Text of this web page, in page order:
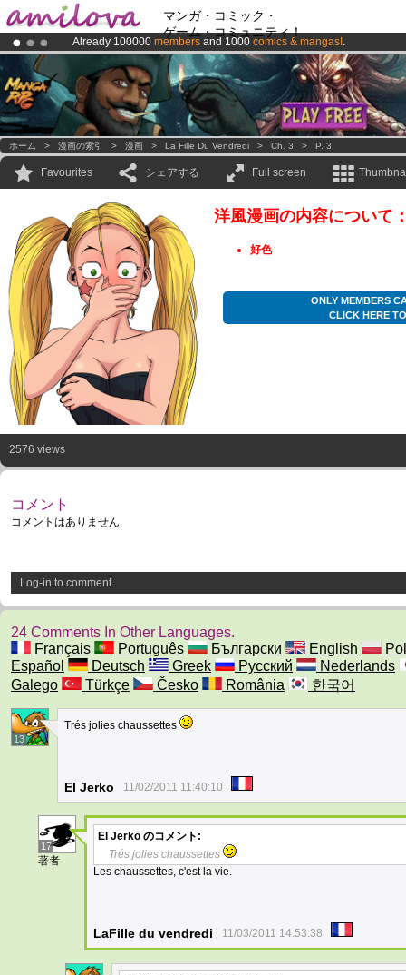
マンガ・コミック・
ゲーム・コミュニティ！
Already 100000 members and 1000 comics & mangas!.
AmilovaKickstarter is now LIVE!.
Premium membership from3.95 euros per month !Get membership
ホーム > 漫画の索引 > 漫画 > La Fille Du Vendredi > Ch. 3 > P. 3
Favourites シェアする Full screen
洋風漫画の内容について
好色
ONLY MEMBERS
CLICK HERE
2576 views
コメント
コメントはありません
Log-in to comment
24 Comments In Other Languages.
Français
Português Български English
Español
Deutsch Greek Русский
Nederlands
Galego
Türkçe Česko România 한국어
13
Trés jolies chaussettes
El Jerko 11/02/2011 11:40:10
17
著者
El Jerko のコメント:
Trés jolies chaussettes
Les chaussettes, c'est la vie.
LaFille du vendredi 11/03/2011 14:53:38